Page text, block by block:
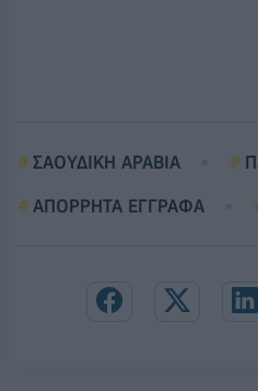
ΣΑΟΥΔΙΚΗ ΑΡΑΒΙΑ
ΑΠΟΡΡΗΤΑ ΕΓΓΡΑΦΑ